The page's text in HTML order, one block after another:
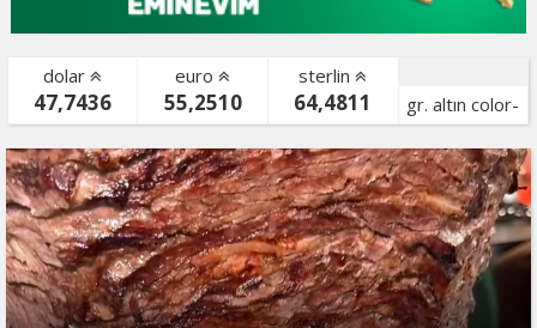
dolar
47,7436
euro
55,2510
sterlin
64,4811
gr. altın color-
bist color-